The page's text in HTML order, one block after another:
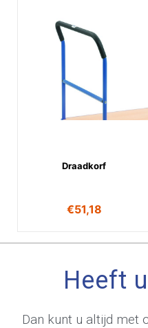
Draadkorf
€51,18
Heeft
Dan kunt u altijd met